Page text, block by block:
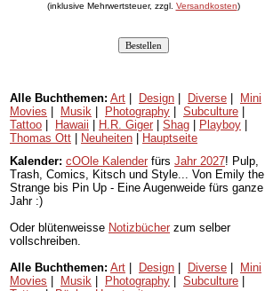
(inklusive Mehrwertsteuer, zzgl. Versandkosten)
Alle Buchthemen: Art Design Diverse Mini
Movies
Musik Photography Subculture
Tattoo
Hawaii H.R. Giger Shag Playboy
Thomas Ott
Neuheiten
Hauptseite
Kalender: cOOle Kalender fürs Jahr 2027! Pulp,
Trash, Comics, Kitsch und Style... Von Emily the
Strange bis Pin Up - Eine Augenweide fürs ganze
Jahr :)
Oder blütenweisse Notizbücher zum selber
vollschreiben.
Alle Buchthemen: Art Design Diverse Mini
Movies
Musik Photography Subculture